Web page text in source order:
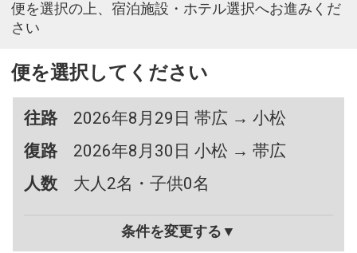
便を選択の上、宿泊施設・ホテル選択へお進みくだ
さい
便を選択してください
往路
2026年8月29日 帯広 → 小松
復路
2026年8月30日 小松 → 帯広
人数
大人2名・子供0名
条件を変更する▼